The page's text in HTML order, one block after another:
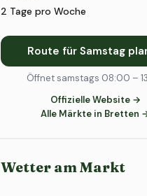
2 Tage pro Woche
Route für Samstag
Öffnet samstags 08:00 –
Offizielle Website →
Alle Märkte in Bretten
Wetter am Markt